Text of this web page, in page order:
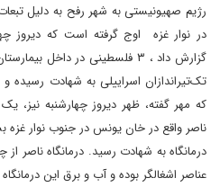
رژیم صهیونیستی به شهر رفح به دلیل
در نوار غزه اوج گرفته است که دیروز
گزارش داد ، ۳ فلسطینی در
که مهر گفته، ظهر دیروز چهارشنبه نیز،
ناصر واقع در خان یونس در جنوب نوار غزه
درمانگاه به شهادت رسید. درمانگاه ناصر
عناصر اشغالگر بوده و آب و برق این